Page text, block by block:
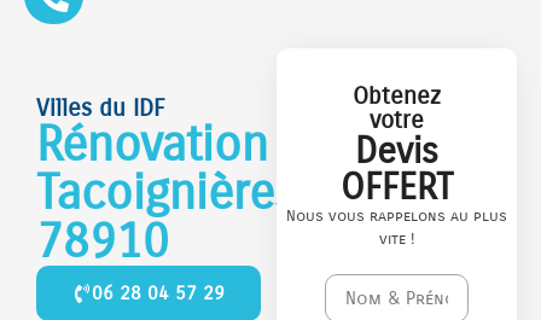
Villes du IDF
Rénovation
Tacoignières
78910
06 28 04 57 29
Obtenez
votre
Devis
OFFERT
Nous vous rappelons au plus
vite !